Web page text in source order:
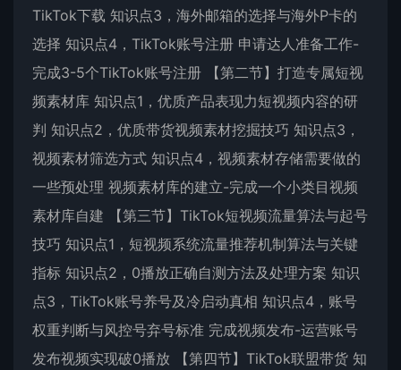
TikTok下载 知识点3，海外邮箱的选择与海外P卡的
选择 知识点4，TikTok账号注册 申请达人准备工作-
完成3-5个TikTok账号注册 【第二节】打造专属短视
频素材库 知识点1，优质产品表现力短视频内容的研
判 知识点2，优质带货视频素材挖掘技巧 知识点3，
视频素材筛选方式 知识点4，视频素材存储需要做的
一些预处理 视频素材库的建立-完成一个小类目视频
素材库自建 【第三节】TikTok短视频流量算法与起号
技巧 知识点1，短视频系统流量推荐机制算法与关键
指标 知识点2，0播放正确自测方法及处理方案 知识
点3，TikTok账号养号及冷启动真相 知识点4，账号
权重判断与风控号弃号标准 完成视频发布-运营账号
发布视频实现破0播放 【第四节】TikTok联盟带货 知